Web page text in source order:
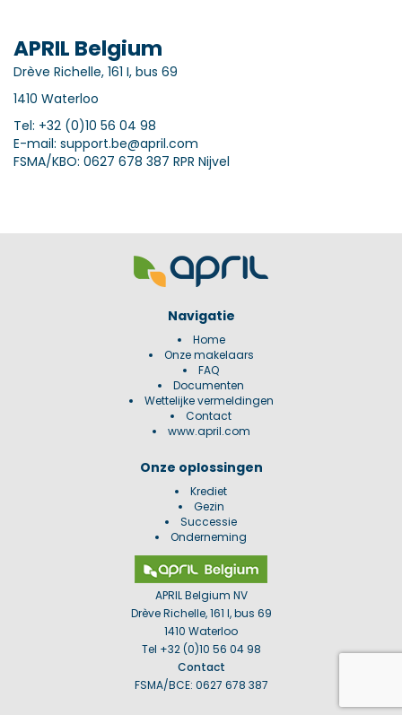
APRIL Belgium
Drève Richelle, 161 I, bus 69
1410 Waterloo
Tel: +32 (0)10 56 04 98
E-mail: support.be@april.com
FSMA/KBO: 0627 678 387 RPR Nijvel
Navigatie
Home
Onze makelaars
FAQ
Documenten
Wettelijke vermeldingen
Contact
www.april.com
Onze oplossingen
Krediet
Gezin
Successie
Onderneming
APRIL Belgium NV
Drève Richelle, 161 I, bus 69
1410 Waterloo
Tel +32 (0)10 56 04 98
Contact
FSMA/BCE: 0627 678 387